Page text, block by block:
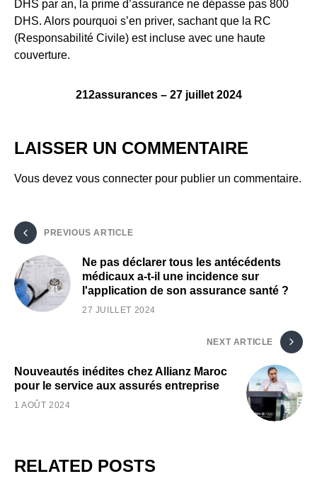
DHS par an, la prime d’assurance ne dépasse pas 800
DHS. Alors pourquoi s’en priver, sachant que la RC
(Responsabilité Civile) est incluse avec une haute
couverture.
212assurances – 27 juillet 2024
LAISSER UN COMMENTAIRE
Vous devez vous connecter pour publier un commentaire.
PREVIOUS ARTICLE
Ne pas déclarer tous les antécédents
médicaux a-t-il une incidence sur
l'application de son assurance santé ?
27 JUILLET 2024
NEXT ARTICLE
Nouveautés inédites chez Allianz Maroc
pour le service aux assurés entreprise
1 AOÛT 2024
RELATED POSTS